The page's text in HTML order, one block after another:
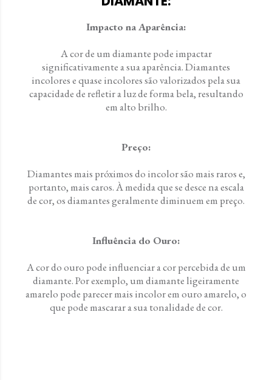
Impacto na Aparência:
A cor de um diamante pode impactar
significativamente a sua aparência. Diamantes
incolores e quase incolores são valorizados pela sua
capacidade de refletir a luz de forma bela, resultando
em alto brilho.
Preço:
Diamantes mais próximos do incolor são mais raros e,
portanto, mais caros. À medida que se desce na escala
de cor, os diamantes geralmente diminuem em preço.
Influência do Ouro:
A cor do ouro pode influenciar a cor percebida de um
diamante. Por exemplo, um diamante ligeiramente
amarelo pode parecer mais incolor em ouro amarelo, o
que pode mascarar a sua tonalidade de cor.